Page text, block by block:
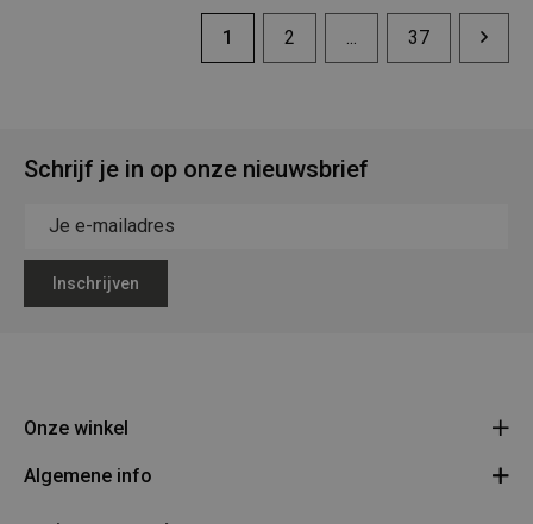
1 2 ... 37
Schrijf je in op onze nieuwsbrief
Inschrijven
Onze winkel
Legerstock Teunissen
Algemene info